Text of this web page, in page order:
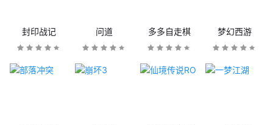
封印战记 问道 多多自走棋 梦幻西游